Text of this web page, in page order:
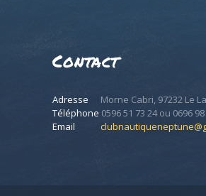
Contact
Adresse
Morne Cabri, 97232 Le
Téléphone 0596 51 73 24 ou 0696 98
Email